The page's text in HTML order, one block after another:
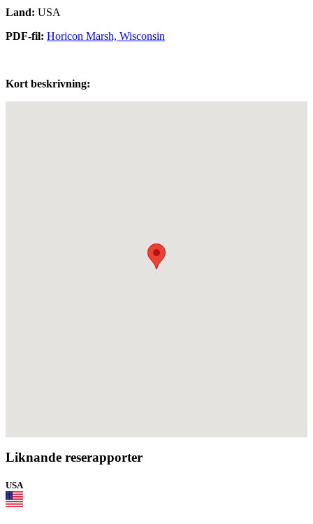
Land: USA
PDF-fil: Horicon Marsh, Wisconsin
Kort beskrivning:
Liknande reserapporter
USA